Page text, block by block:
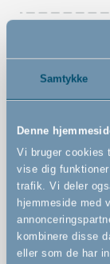
Samtykke
Denne
Vi bruger cookies
vise dig
trafik. Vi deler
hjemmeside med
kombinere disse
eller som de har
Kan